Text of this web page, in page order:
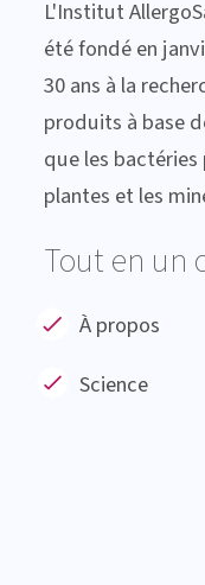
L'Institut
été fondé en
30 ans à la
produits à base
que les
plantes et les
Tout en un
À propos
Science